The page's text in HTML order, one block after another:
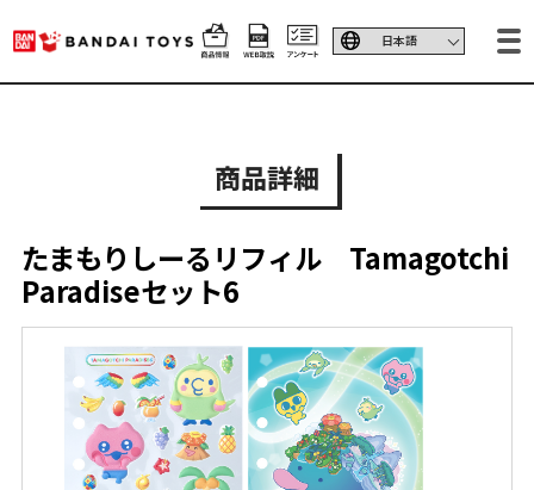
商品詳細
たまもりしーるリフィル Tamagotchi
Paradiseセット6